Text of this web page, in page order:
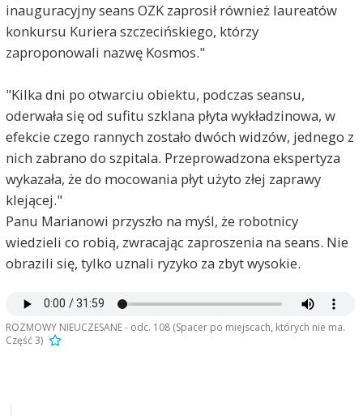
inauguracyjny seans OZK zaprosił również laureatów
konkursu Kuriera szczecińskiego, którzy
zaproponowali nazwę Kosmos."
"Kilka dni po otwarciu obiektu, podczas seansu,
oderwała się od sufitu szklana płyta wykładzinowa, w
efekcie czego rannych zostało dwóch widzów, jednego z
nich zabrano do szpitala. Przeprowadzona ekspertyza
wykazała, że do mocowania płyt użyto złej zaprawy
klejącej."
Panu Marianowi przyszło na myśl, że robotnicy
wiedzieli co robią, zwracając zaproszenia na seans. Nie
obrazili się, tylko uznali ryzyko za zbyt wysokie.
ROZMOWY NIEUCZESANE - odc. 108 (Spacer po miejscach, których nie ma.
Część 3)